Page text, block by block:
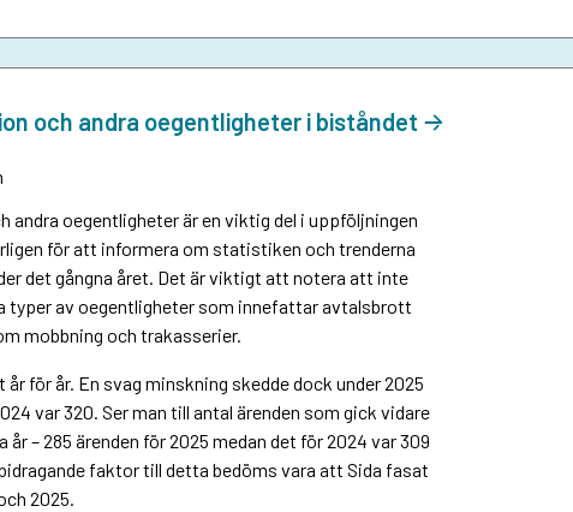
och andra oegentligheter i biståndet
oegentligheter är en viktig del i uppföljningen
för att informera om statistiken och trenderna
det gångna året. Det är viktigt att notera att inte
typer av oegentligheter som innefattar avtalsbrott
mobbning och trakasserier.
för år. En svag minskning skedde dock under 2025
var 320. Ser man till antal ärenden som gick vidare
– 285 ärenden för 2025 medan det för 2024 var 309
faktor till detta bedöms vara att Sida fasat
2025.